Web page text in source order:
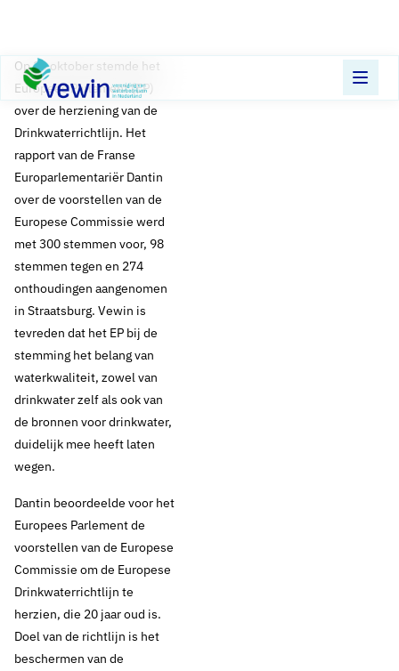
Direct naar content
Terug naar de startpagina
​Op 23 oktober stemde het
Europees Parlement (EP)
over de herziening van de
Drinkwaterrichtlijn. Het
rapport van de Franse
Europarlementariër Dantin
over de voorstellen van de
Europese Commissie werd
met 300 stemmen voor, 98
stemmen tegen en 274
onthoudingen aangenomen
in Straatsburg. Vewin is
tevreden dat het EP bij de
stemming het belang van
waterkwaliteit, zowel van
drinkwater zelf als ook van
de bronnen voor drinkwater,
duidelijk mee heeft laten
wegen.
Dantin beoordeelde voor het
Europees Parlement de
voorstellen van de Europese
Commissie om de Europese
Drinkwaterrichtlijn te
herzien, die 20 jaar oud is.
Doel van de richtlijn is het
beschermen van de